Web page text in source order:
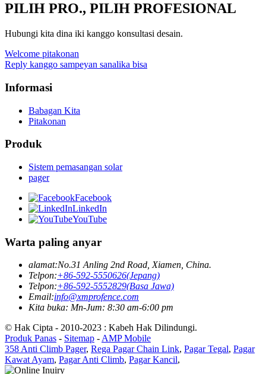
PILIH PRO., PILIH PROFESIONAL
Hubungi kita dina iki kanggo konsultasi desain.
Welcome pitakonan
Reply kanggo sampeyan sanalika bisa
Informasi
Babagan Kita
Pitakonan
Produk
Sistem pemasangan solar
pager
Facebook
LinkedIn
YouTube
Warta paling anyar
alamat:No.31 Anling 2nd Road, Xiamen, China.
Telpon:+86-592-5550626(Jepang)
Telpon:+86-592-5552829(Basa Jawa)
Email:info@xmprofence.com
Kita buka: Mn-Jum: 8:30 am-6:00 pm
© Hak Cipta - 2010-2023 : Kabeh Hak Dilindungi.
Produk Panas - Sitemap -AMP Mobile
358 Anti Climb Pager, Rega Pagar Chain Link, Pagar Tegal, Pagar
Kawat Ayam, Pagar Anti Climb, Pagar Kancil,